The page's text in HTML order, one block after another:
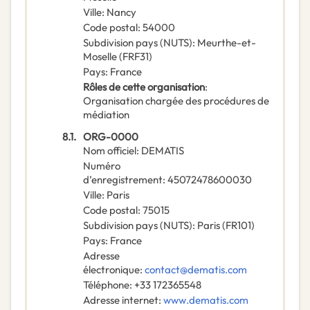
Ville: Nancy
Code postal: 54000
Subdivision pays (NUTS): Meurthe-et-
Moselle(FRF31)
Pays: France
Rôles de cette organisation:
Organisation chargée des procédures de
médiation
8.1. ORG-0000
Nom officiel: DEMATIS
Numéro
d’enregistrement: 45072478600030
Ville: Paris
Code postal: 75015
Subdivision pays (NUTS): Paris(FR101)
Pays: France
Adresse
électronique: contact@dematis.com
Téléphone: +33 172365548
Adresse internet: www.dematis.com